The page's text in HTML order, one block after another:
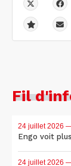
Fil
24 juillet 2026
Engo voit
24 juillet 2026 —